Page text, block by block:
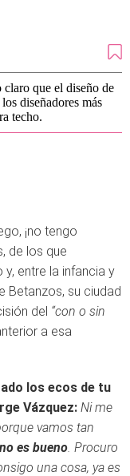
que el diseño de
diseñadores más
techo.
¡no tengo
de los que
entre la infancia y
Betanzos, su ciudad
del “con o sin
a esa
los ecos de tu
Vázquez: Ni me
vamos tan
es bueno. Procuro
una cosa, ya es